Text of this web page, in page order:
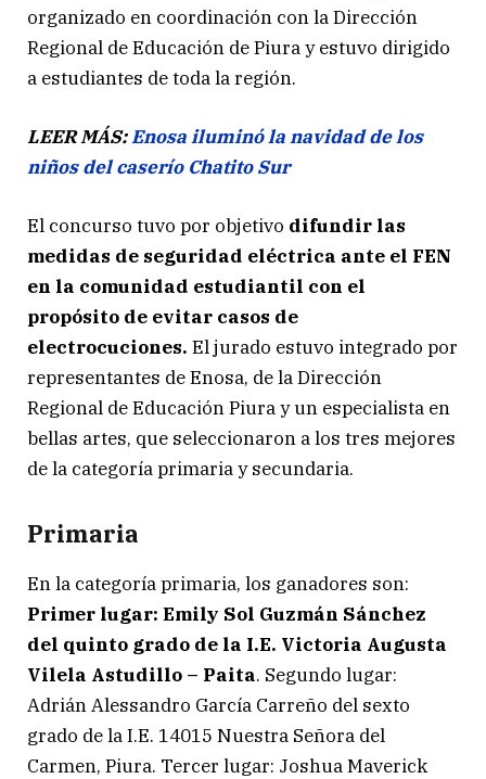
organizado en coordinación con la Dirección
Regional de Educación de Piura y estuvo dirigido
a estudiantes de toda la región.
LEER MÁS:Enosa iluminó la navidad de los
niños del caserío Chatito Sur
El concurso tuvo por objetivo difundir las
medidas de seguridad eléctrica ante el FEN
en la comunidad estudiantil con el
propósito de evitar casos de
electrocuciones. El jurado estuvo integrado por
representantes de Enosa, de la Dirección
Regional de Educación Piura y un especialista en
bellas artes, que seleccionaron a los tres mejores
de la categoría primaria y secundaria.
Primaria
En la categoría primaria, los ganadores son:
Primer lugar: Emily Sol Guzmán Sánchez
del quinto grado de la I.E. Victoria Augusta
Vilela Astudillo – Paita. Segundo lugar:
Adrián Alessandro García Carreño del sexto
grado de la I.E. 14015 Nuestra Señora del
Carmen, Piura. Tercer lugar: Joshua Maverick